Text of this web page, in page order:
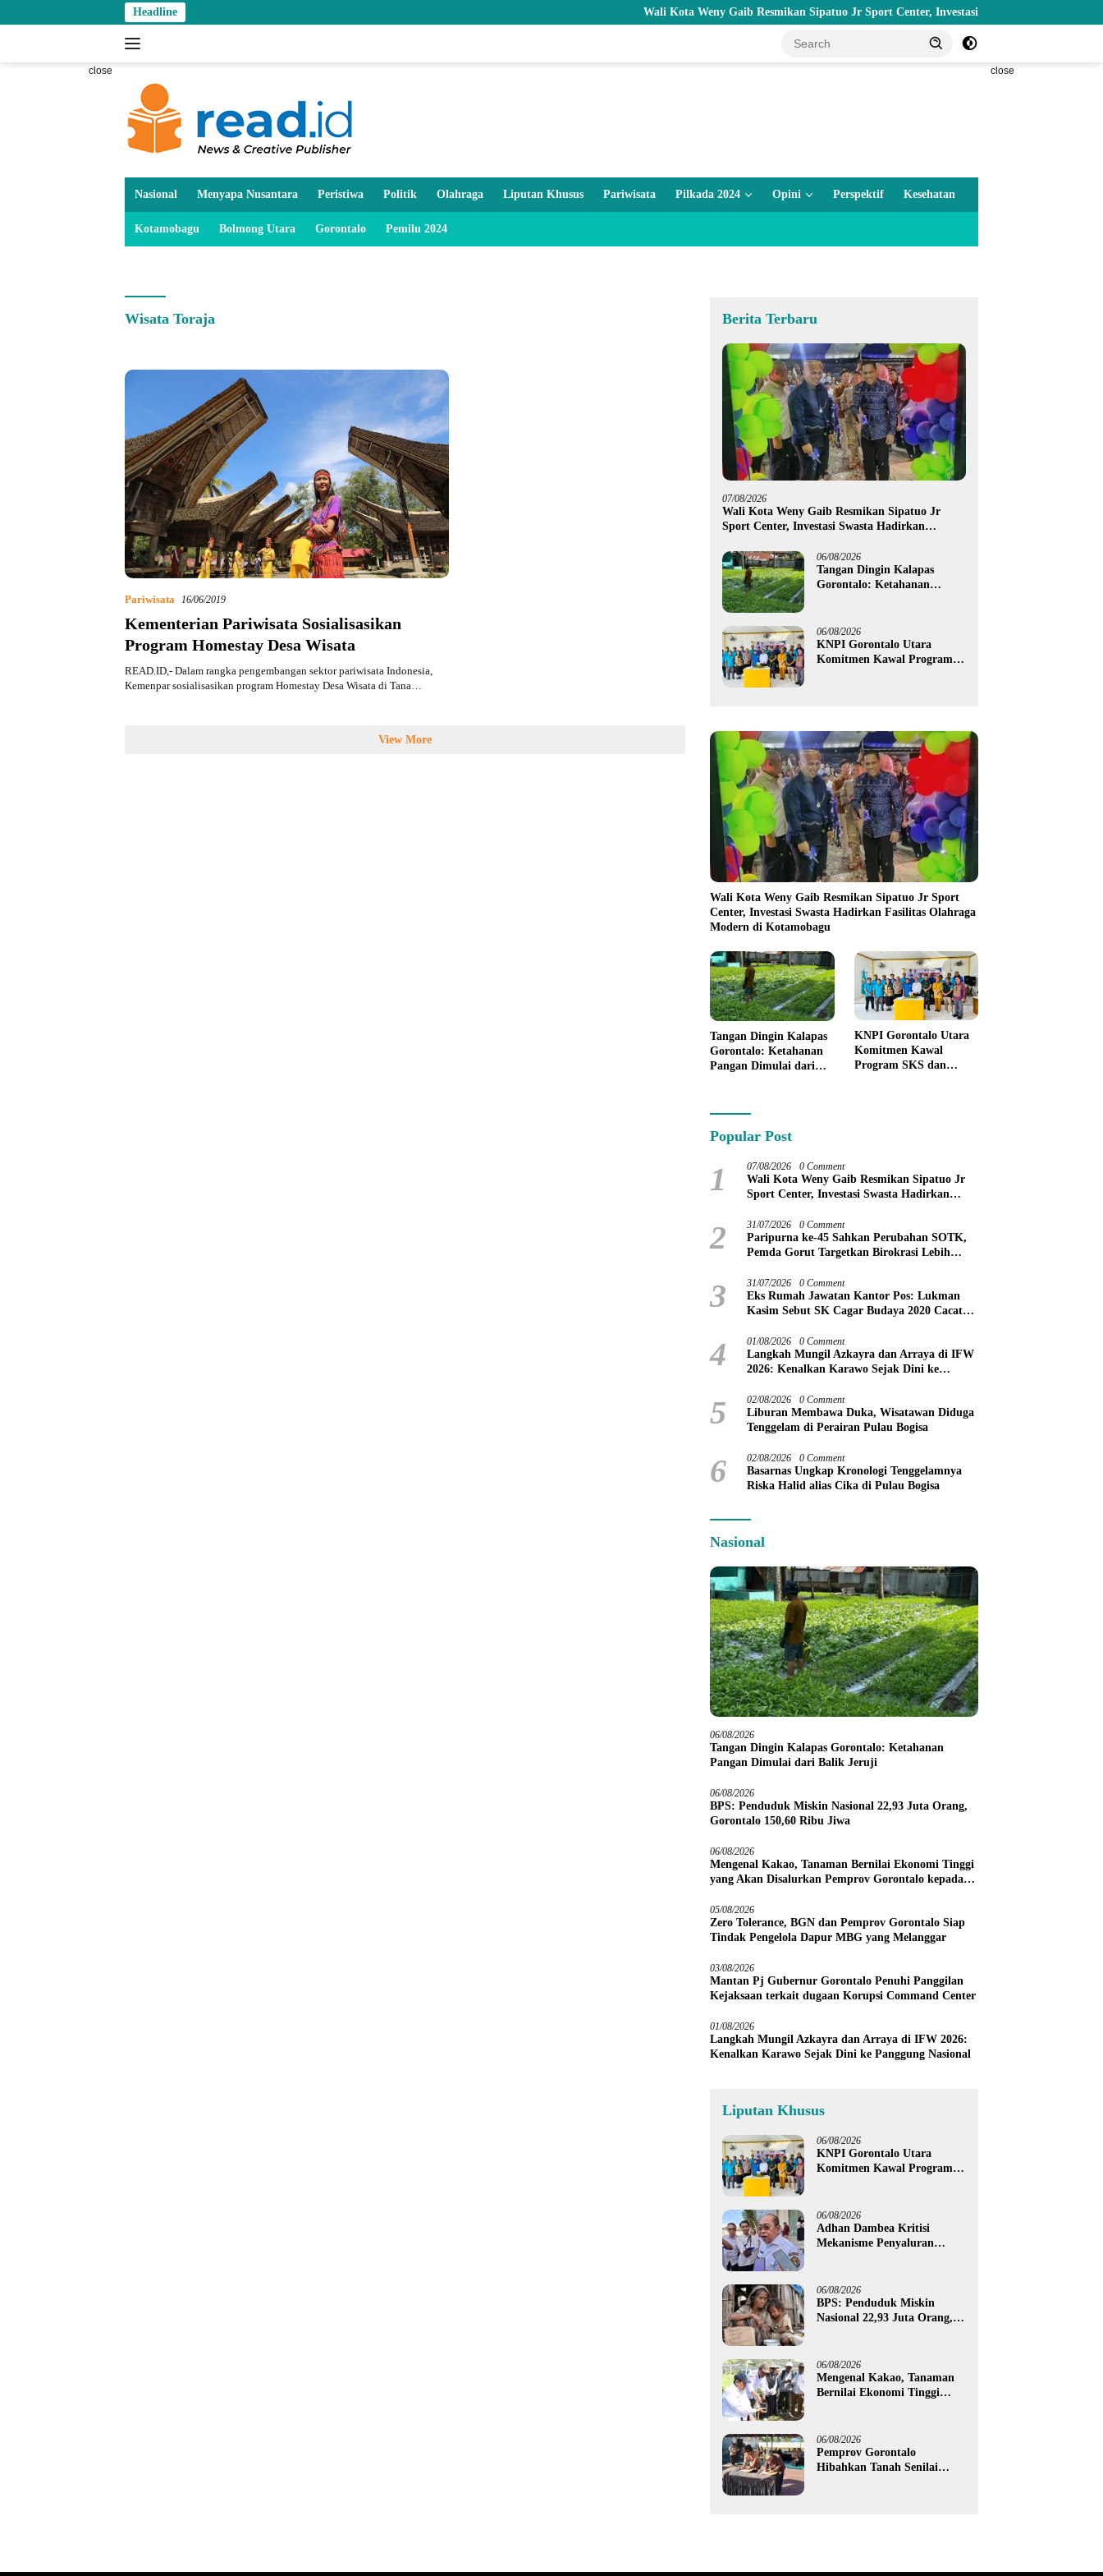
to
Headline Wali Kota Weny Gaib Resmikan Sipatuo Jr Sport Center, Investasi Swasta Hadirkan Fasilitas
close close
Nasional Menyapa Nusantara Peristiwa Politik Olahraga Liputan Khusus Pariwisata Pilkada 2024 Opini Perspektif Kesehatan
Kotamobagu Bolmong Utara Gorontalo Pemilu 2024
Wisata Toraja
Pariwisata 16/06/2019
Kementerian Pariwisata Sosialisasikan
Program Homestay Desa Wisata
READ.ID,- Dalam rangka pengembangan sektor pariwisata Indonesia,
Kemenpar sosialisasikan program Homestay Desa Wisata di Tana…
View More
Berita Terbaru
07/08/2026
Wali Kota Weny Gaib Resmikan Sipatuo Jr
Sport Center, Investasi Swasta Hadirkan
06/08/2026
Tangan Dingin Kalapas
Gorontalo: Ketahanan
06/08/2026
KNPI Gorontalo Utara
Komitmen Kawal Program
Wali Kota Weny Gaib Resmikan Sipatuo Jr Sport
Center, Investasi Swasta Hadirkan Fasilitas Olahraga
Modern di Kotamobagu
Tangan Dingin Kalapas
Gorontalo: Ketahanan
Pangan Dimulai dari
KNPI Gorontalo Utara
Komitmen Kawal
Program SKS dan
Popular Post
1 07/08/2026 0 Comment
Wali Kota Weny Gaib Resmikan Sipatuo Jr
Sport Center, Investasi Swasta Hadirkan
2 31/07/2026 0 Comment
Paripurna ke-45 Sahkan Perubahan SOTK,
Pemda Gorut Targetkan Birokrasi Lebih
3 31/07/2026 0 Comment
Eks Rumah Jawatan Kantor Pos: Lukman
Kasim Sebut SK Cagar Budaya 2020 Cacat
4 01/08/2026 0 Comment
Langkah Mungil Azkayra dan Arraya di IFW
2026: Kenalkan Karawo Sejak Dini ke
5 02/08/2026 0 Comment
Liburan Membawa Duka, Wisatawan Diduga
Tenggelam di Perairan Pulau Bogisa
6 02/08/2026 0 Comment
Basarnas Ungkap Kronologi Tenggelamnya
Riska Halid alias Cika di Pulau Bogisa
Nasional
06/08/2026
Tangan Dingin Kalapas Gorontalo: Ketahanan
Pangan Dimulai dari Balik Jeruji
06/08/2026
BPS: Penduduk Miskin Nasional 22,93 Juta Orang,
Gorontalo 150,60 Ribu Jiwa
06/08/2026
Mengenal Kakao, Tanaman Bernilai Ekonomi Tinggi
yang Akan Disalurkan Pemprov Gorontalo kepada
05/08/2026
Zero Tolerance, BGN dan Pemprov Gorontalo Siap
Tindak Pengelola Dapur MBG yang Melanggar
03/08/2026
Mantan Pj Gubernur Gorontalo Penuhi Panggilan
Kejaksaan terkait dugaan Korupsi Command Center
01/08/2026
Langkah Mungil Azkayra dan Arraya di IFW 2026:
Kenalkan Karawo Sejak Dini ke Panggung Nasional
Liputan Khusus
06/08/2026
KNPI Gorontalo Utara
Komitmen Kawal Program
06/08/2026
Adhan Dambea Kritisi
Mekanisme Penyaluran
06/08/2026
BPS: Penduduk Miskin
Nasional 22,93 Juta Orang,
06/08/2026
Mengenal Kakao, Tanaman
Bernilai Ekonomi Tinggi
Petani Boalemo
06/08/2026
Pemprov Gorontalo
Hibahkan Tanah Senilai